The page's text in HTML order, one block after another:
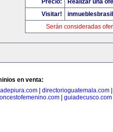
Precio:
Realizar una
Visitar!
Serán consideradas
en venta:
directorioguatemala.com
guiadecusco.com